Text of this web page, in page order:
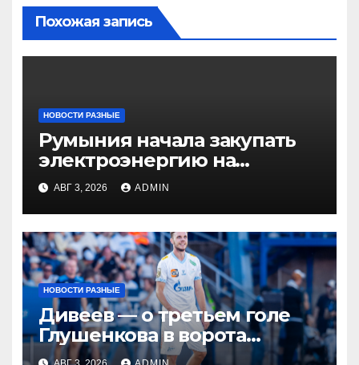
Похожая запись
НОВОСТИ РАЗНЫЕ
Румыния начала закупать
электроэнергию на
Украине из-за дефицита
АВГ 3, 2026 ADMIN
НОВОСТИ РАЗНЫЕ
Дивеев — о третьем голе
Глушенкова в ворота
«Оренбурга»: «Напомнил